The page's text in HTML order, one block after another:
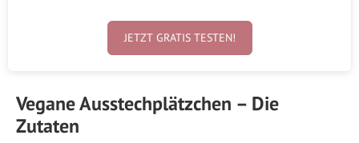
JETZT GRATIS TESTEN!
Vegane Ausstechplätzchen – Die
Zutaten